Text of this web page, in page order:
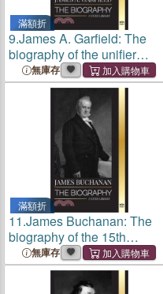
滿額折
9.James A. Garfield: The
biography of the unifier
president and his radical
impact on the United States
無庫存
滿額折
11.James Buchanan: The
biography of the 15th
president of the United
States and his unpopular
無庫存